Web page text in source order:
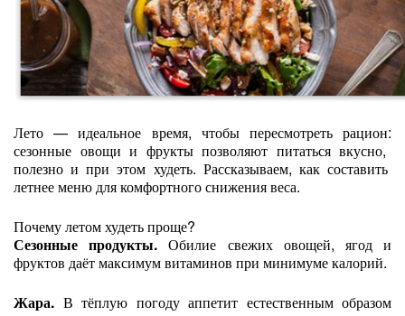
Лето — идеальное время, чтобыпересмотретьрацион:
сезонные овощи и фруктыпозволяют питатьсявкусно,
полезно и при этом худеть. Рассказываем, каксоставить
летнееменюдлякомфортногоснижениявеса.
Почемулетомхудетьпроще?
Сезонные продукты. Обилие свежиховощей, ягоди
фруктов даётмаксимумвитаминов при минимумекалорий.
Жара. В тёплую погодуаппетит естественнымобразом